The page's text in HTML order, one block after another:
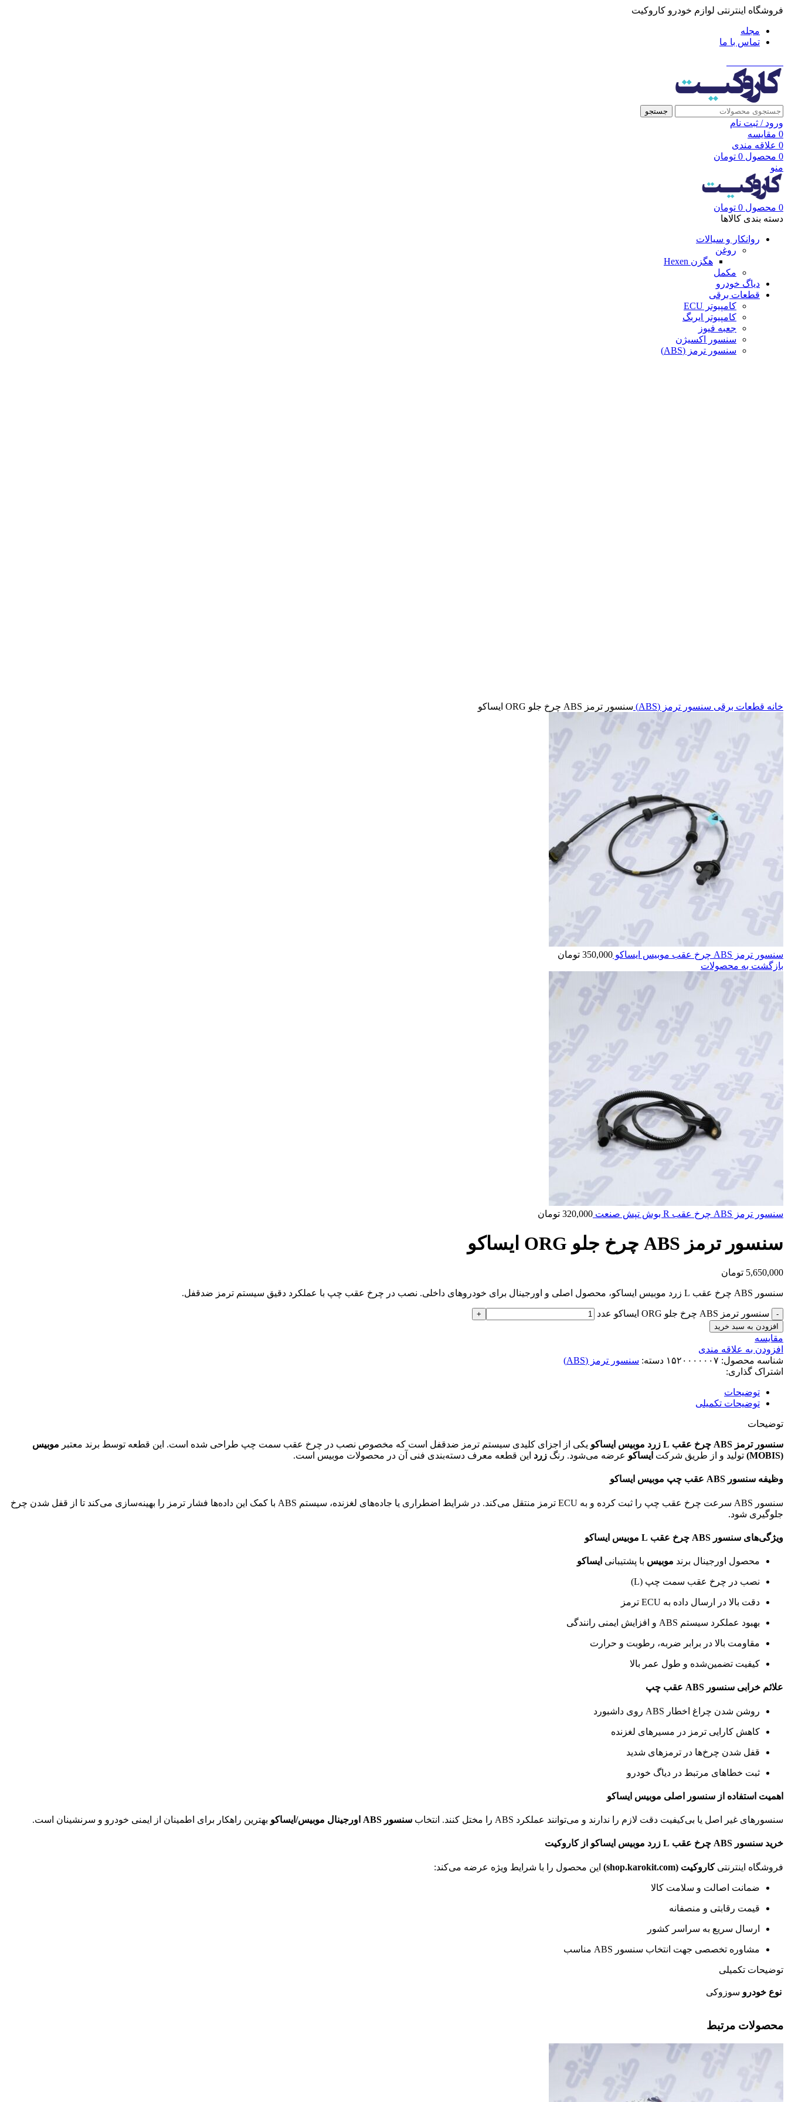
فروشگاه اینترنتی لوازم خودرو کاروکیت
مجله
تماس با ما
جستجو
ورود / ثبت نام
0 مقایسه
0 علاقه مندی
0 محصول 0 تومان
منو
0 محصول 0 تومان
دسته بندی کالاها
روانکار و سیالات
روغن
هگزن Hexen
مکمل
دیاگ خودرو
قطعات برقی
کامپیوتر ECU
کامپیوتر ایربگ
جعبه فیوز
سنسور اکسیژن
سنسور ترمز (ABS)
خانه قطعات برقی سنسور ترمز (ABS) سنسور ترمز ABS چرخ جلو ORG ایساکو
سنسور ترمز ABS چرخ عقب موبیس ایساکو 350,000 تومان
بازگشت به محصولات
سنسور ترمز ABS چرخ عقب R بوش تپش صنعت 320,000 تومان
سنسور ترمز ABS چرخ جلو ORG ایساکو
5,650,000 تومان
سنسور ABS چرخ عقب L زرد موبیس ایساکو، محصول اصلی و اورجینال برای خودروهای داخلی. نصب در چرخ عقب چپ با عملکرد دقیق سیستم ترمز ضدقفل.
سنسور ترمز ABS چرخ جلو ORG ایساکو عدد
افزودن به سبد خرید
مقایسه
افزودن به علاقه مندی
شناسه محصول: ۱۵۲۰۰۰۰۰۰۷ دسته: سنسور ترمز (ABS)
اشتراک گذاری:
توضیحات
توضیحات تکمیلی
توضیحات
سنسور ترمز ABS چرخ عقب L زرد موبیس ایساکو یکی از اجزای کلیدی سیستم ترمز ضدقفل است که مخصوص نصب در چرخ عقب سمت چپ طراحی شده است. این قطعه توسط برند معتبر موبیس
(MOBIS)
تولید و از طریق شرکت ایساکو عرضه می‌شود. رنگ زرد این قطعه معرف دسته‌بندی فنی آن در محصولات موبیس است.
وظیفه سنسور ABS عقب چپ موبیس ایساکو
سنسور ABS سرعت چرخ عقب چپ را ثبت کرده و به ECU ترمز منتقل می‌کند. در شرایط اضطراری یا جاده‌های لغزنده، سیستم ABS با کمک این داده‌ها فشار ترمز را بهینه‌سازی می‌کند تا از قفل شدن چرخ
جلوگیری شود.
ویژگی‌های سنسور ABS چرخ عقب L موبیس ایساکو
محصول اورجینال برند موبیس با پشتیبانی ایساکو
نصب در چرخ عقب سمت چپ (L)
دقت بالا در ارسال داده به ECU ترمز
بهبود عملکرد سیستم ABS و افزایش ایمنی رانندگی
مقاومت بالا در برابر ضربه، رطوبت و حرارت
کیفیت تضمین‌شده و طول عمر بالا
علائم خرابی سنسور ABS عقب چپ
روشن شدن چراغ اخطار ABS روی داشبورد
کاهش کارایی ترمز در مسیرهای لغزنده
قفل شدن چرخ‌ها در ترمزهای شدید
ثبت خطاهای مرتبط در دیاگ خودرو
اهمیت استفاده از سنسور اصلی موبیس ایساکو
سنسورهای غیر اصل یا بی‌کیفیت دقت لازم را ندارند و می‌توانند عملکرد ABS را مختل کنند. انتخاب سنسور ABS اورجینال موبیس/ایساکو بهترین راهکار برای اطمینان از ایمنی خودرو و سرنشینان است.
خرید سنسور ABS چرخ عقب L زرد موبیس ایساکو از کاروکیت
فروشگاه اینترنتیکاروکیت (shop.karokit.com) این محصول را با شرایط ویژه عرضه می‌کند:
ضمانت اصالت و سلامت کالا
قیمت رقابتی و منصفانه
ارسال سریع به سراسر کشور
مشاوره تخصصی جهت انتخاب سنسور ABS مناسب
توضیحات تکمیلی
نوع خودرو سوزوکی
محصولات مرتبط